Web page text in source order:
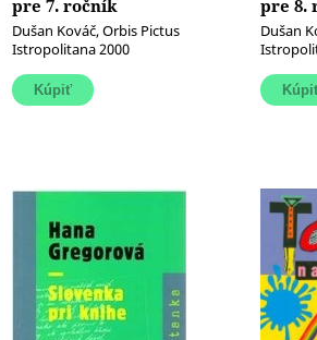
pre 7. ročník
základných škôl)
(Slovensko v
stredoveku a na
začiatku novoveku
Dušan Kováč, Orbis Pictus
Istropolitana 2000
pre 8.
prahu
sveta)
Dušan